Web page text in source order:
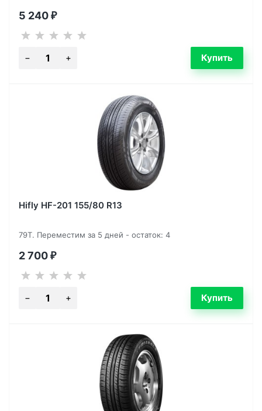
5 240 ₽
Hifly HF-201 155/80 R13
79T. Переместим за 5 дней - остаток: 4
2 700 ₽